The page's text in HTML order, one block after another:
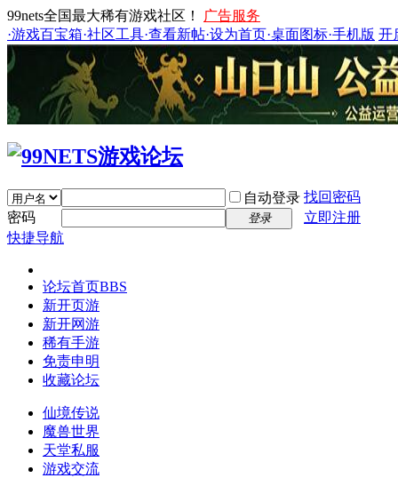
99nets全国最大稀有游戏社区！
广告服务
·游戏百宝箱·社区工具·查看新帖·设为首页·桌面图标·手机版 开
自动登录 找回密码
密码
登录
立即注册
快捷导航
论坛首页BBS
新开页游
新开网游
稀有手游
免责申明
收藏论坛
仙境传说
魔兽世界
天堂私服
游戏交流